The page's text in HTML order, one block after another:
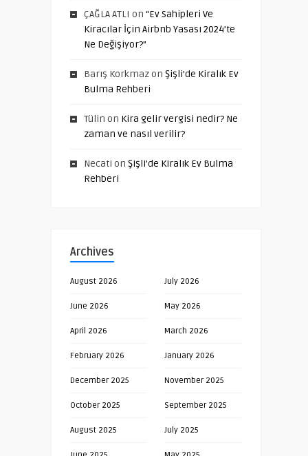
ÇAĞLA ATLI on “Ev Sahipleri Ve
Kiracılar İçin Airbnb Yasası 2024’te
Ne Değişiyor?”
Barış Korkmazon Şişli’de Kiralık Ev
Bulma Rehberi
Tülin on Kira gelir vergisi nedir? Ne
zaman ve nasıl verilir?
Necati on Şişli’de Kiralık Ev Bulma
Rehberi
Archives
August 2026 July 2026
June 2026 May 2026
April 2026 March 2026
February 2026 January 2026
December 2025 November 2025
October 2025 September 2025
August 2025 July 2025